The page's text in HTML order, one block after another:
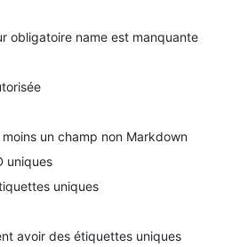
obligatoire name est manquante
un champ non Markdown
uniques
uniques
avoir des étiquettes uniques